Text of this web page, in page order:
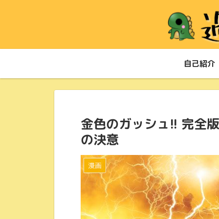
自己紹介
金色のガッシュ!! 完全
の決意
漫画